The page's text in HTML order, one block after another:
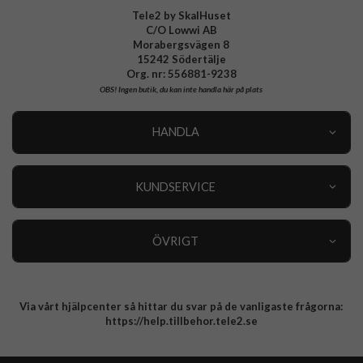
Tele2 by SkalHuset
C/O Lowwi AB
Morabergsvägen 8
15242 Södertälje
Org. nr: 556881-9238
OBS!Ingen butik, du kan inte handla här på plats
HANDLA
KUNDSERVICE
ÖVRIGT
Integritetspolicy
Via vårt hjälpcenter så hittar du svar på de vanligaste frågorna:
https://help.tillbehor.tele2.se